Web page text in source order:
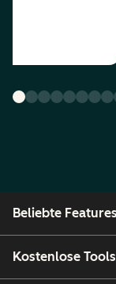
Beliebte Features
Kostenlose Tools